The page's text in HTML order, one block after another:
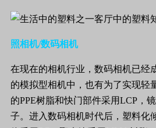
照相机/数码相机
在现在的相机行业，数码相机已经
的模拟型相机中，也有为了实现轻
的PPE树脂和快门部件采用LCP ，
子。进入数码相机时代后，塑料化